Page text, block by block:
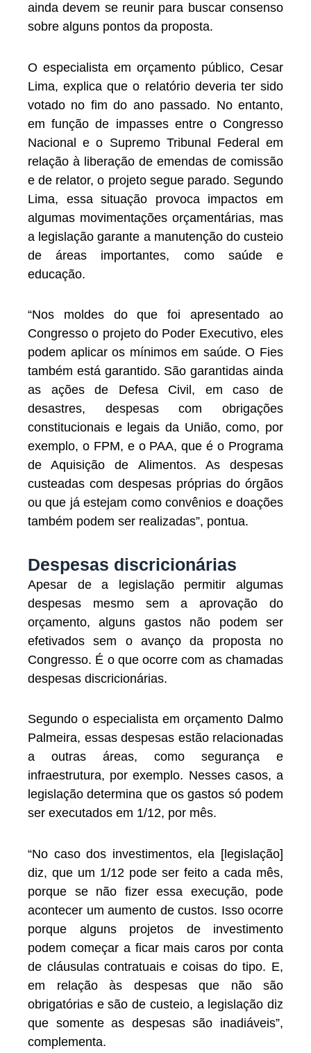
ainda devem se reunir para buscar consenso
sobre alguns pontos da proposta.
O especialista em orçamento público, Cesar
Lima, explica que o relatório deveria ter sido
votado no fim do ano passado. No entanto,
em função de impasses entre o Congresso
Nacional e o Supremo Tribunal Federal em
relação à liberação de emendas de comissão
e de relator, o projeto segue parado. Segundo
Lima, essa situação provoca impactos em
algumas movimentações orçamentárias, mas
a legislação garante a manutenção do custeio
de áreas importantes, como saúde e
educação.
“Nos moldes do que foi apresentado ao
Congresso o projeto do Poder Executivo, eles
podem aplicar os mínimos em saúde. O Fies
também está garantido. São garantidas ainda
as ações de Defesa Civil, em caso de
desastres, despesas com obrigações
constitucionais e legais da União, como, por
exemplo, o FPM, e o PAA, que é o Programa
de Aquisição de Alimentos. As despesas
custeadas com despesas próprias do órgãos
ou que já estejam como convênios e doações
também podem ser realizadas”, pontua.
Despesas discricionárias
Apesar de a legislação permitir algumas
despesas mesmo sem a aprovação do
orçamento, alguns gastos não podem ser
efetivados sem o avanço da proposta no
Congresso. É o que ocorre com as chamadas
despesas discricionárias.
Segundo o especialista em orçamento Dalmo
Palmeira, essas despesas estão relacionadas
a outras áreas, como segurança e
infraestrutura, por exemplo. Nesses casos, a
legislação determina que os gastos só podem
ser executados em 1/12, por mês.
“No caso dos investimentos, ela [legislação]
diz, que um 1/12 pode ser feito a cada mês,
porque se não fizer essa execução, pode
acontecer um aumento de custos. Isso ocorre
porque alguns projetos de investimento
podem começar a ficar mais caros por conta
de cláusulas contratuais e coisas do tipo. E,
em relação às despesas que não são
obrigatórias e são de custeio, a legislação diz
que somente as despesas são inadiáveis”,
complementa.